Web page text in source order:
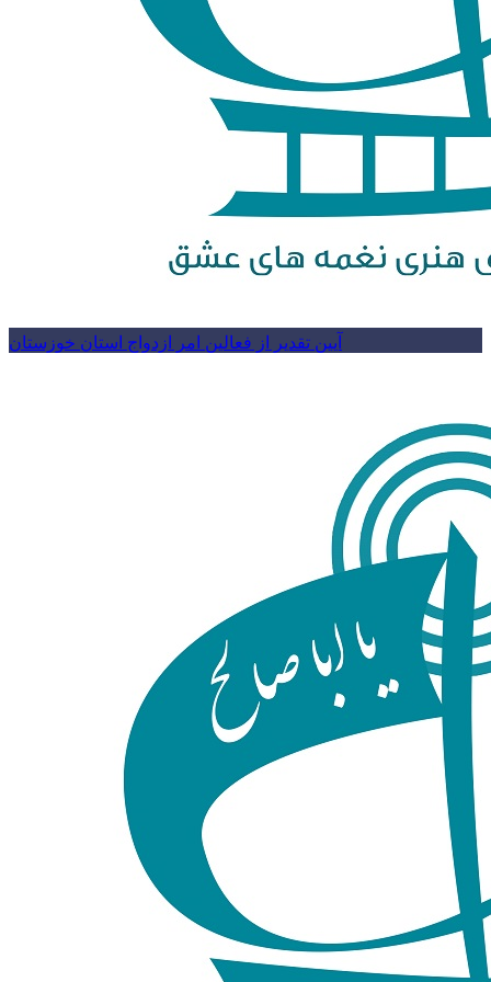
آیین تقدیر از فعالین امر ازدواج استان خوزستان